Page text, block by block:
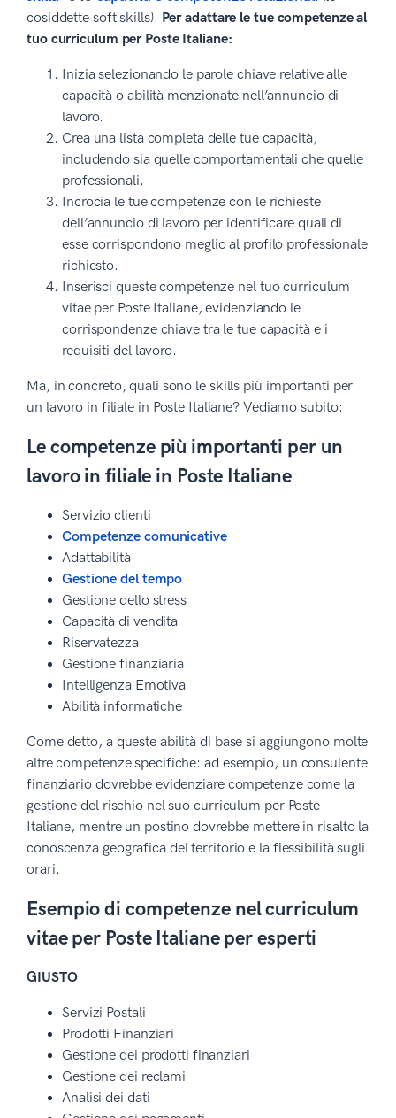
cosiddette soft skills). Per adattare le tue competenze al
tuo curriculum per Poste Italiane:
Inizia selezionando le parole chiave relative alle
capacità o abilità menzionate nell’annuncio di
lavoro.
Crea una lista completa delle tue capacità,
includendo sia quelle comportamentali che quelle
professionali.
Incrocia le tue competenze con le richieste
dell’annuncio di lavoro per identificare quali di
esse corrispondono meglio al profilo professionale
richiesto.
Inserisci queste competenze nel tuo curriculum
vitae per Poste Italiane, evidenziando le
corrispondenze chiave tra le tue capacità e i
requisiti del lavoro.
Ma, in concreto, quali sono le skills più importanti per
un lavoro in filiale in Poste Italiane? Vediamo subito:
Le competenze più importanti per un
lavoro in filiale in Poste Italiane
Servizio clienti
Competenze comunicative
Adattabilità
Gestione del tempo
Gestione dello stress
Capacità di vendita
Riservatezza
Gestione finanziaria
Intelligenza Emotiva
Abilità informatiche
Come detto, a queste abilità di base si aggiungono molte
altre competenze specifiche: ad esempio, un consulente
finanziario dovrebbe evidenziare competenze come la
gestione del rischio nel suo curriculum per Poste
Italiane, mentre un postino dovrebbe mettere in risalto la
conoscenza geografica del territorio e la flessibilità sugli
orari.
Esempio di competenze nel curriculum
vitae per Poste Italiane per esperti
GIUSTO
Servizi Postali
Prodotti Finanziari
Gestione dei prodotti finanziari
Gestione dei reclami
Analisi dei dati